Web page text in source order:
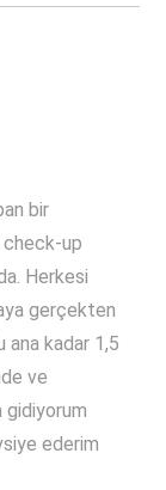
bir
check-up
Herkesi
gerçekten
kadar 1,5
ve
gidiyorum
ederim